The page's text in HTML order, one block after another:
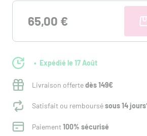
65,00 €
Expédié le 17 Août
Livraison offertedès 149€
Satisfait ou remboursésous 14
Paiement100% sécurisé